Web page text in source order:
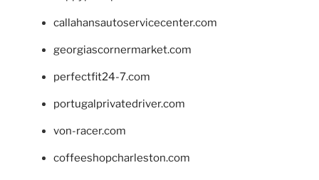
callahansautoservicecenter.com
georgiascornermarket.com
perfectfit24-7.com
portugalprivatedriver.com
von-racer.com
coffeeshopcharleston.com